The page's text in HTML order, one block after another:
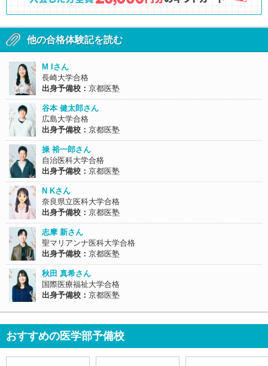
他の合格体験記を読む
M Iさん
長崎大学合格
出身予備校： 京都医塾
谷本 健太郎さん
広島大学合格
出身予備校： 京都医塾
操 裕一郎さん
自治医科大学合格
出身予備校： 京都医塾
N Kさん
奈良県立医科大学合格
出身予備校： 京都医塾
志摩 新さん
聖マリアンナ医科大学合格
出身予備校： 京都医塾
秋田 真希さん
国際医療福祉大学合格
出身予備校： 京都医塾
おすすめの医学部予備校